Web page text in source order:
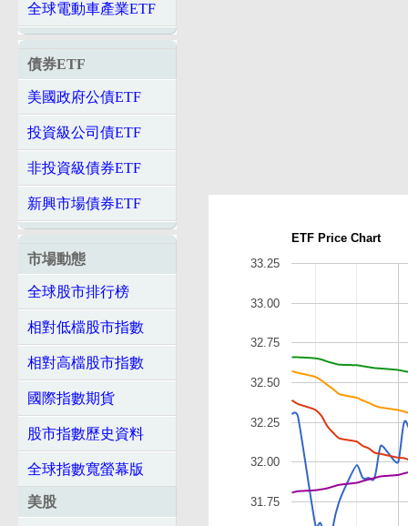
全球電動車產業ETF
債券ETF
美國政府公債ETF
投資級公司債ETF
非投資級債券ETF
新興市場債券ETF
市場動態
全球股市排行榜
相對低檔股市指數
相對高檔股市指數
國際指數期貨
股市指數歷史資料
全球指數寬螢幕版
美股
ETF Price Chart
31.75
32.00
32.25
32.50
32.75
33.00
33.25